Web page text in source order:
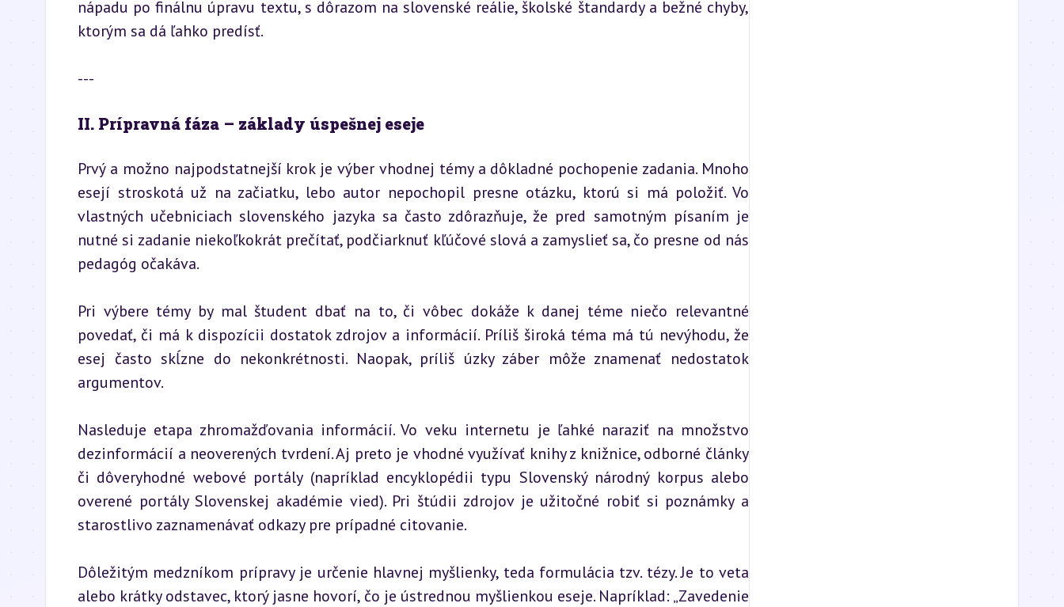
nápadu po finálnu úpravu textu, s dôrazom na slovenské reálie, školské štandardy a bežné chyby,
ktorým sa dá ľahko predísť.
---
II. Prípravná fáza – základy úspešnej eseje
Prvý a možno najpodstatnejší krok je výber vhodnej témy a dôkladné pochopenie zadania. Mnoho
esejí stroskotá už na začiatku, lebo autor nepochopil presne otázku, ktorú si má položiť. Vo
vlastných učebniciach slovenského jazyka sa často zdôrazňuje, že pred samotným písaním je
nutné si zadanie niekoľkokrát prečítať, podčiarknuť kľúčové slová a zamyslieť sa, čo presne od nás
pedagóg očakáva.
Pri výbere témy by mal študent dbať na to, či vôbec dokáže k danej téme niečo relevantné
povedať, či má k dispozícii dostatok zdrojov a informácií. Príliš široká téma má tú nevýhodu, že
esej často skĺzne do nekonkrétnosti. Naopak, príliš úzky záber môže znamenať nedostatok
argumentov.
Nasleduje etapa zhromažďovania informácií. Vo veku internetu je ľahké naraziť na množstvo
dezinformácií a neoverených tvrdení. Aj preto je vhodné využívať knihy z knižnice, odborné články
či dôveryhodné webové portály (napríklad encyklopédii typu Slovenský národný korpus alebo
overené portály Slovenskej akadémie vied). Pri štúdii zdrojov je užitočné robiť si poznámky a
starostlivo zaznamenávať odkazy pre prípadné citovanie.
Dôležitým medzníkom prípravy je určenie hlavnej myšlienky, teda formulácia tzv. tézy. Je to veta
alebo krátky odstavec, ktorý jasne hovorí, čo je ústrednou myšlienkou eseje. Napríklad: „Zavedenie